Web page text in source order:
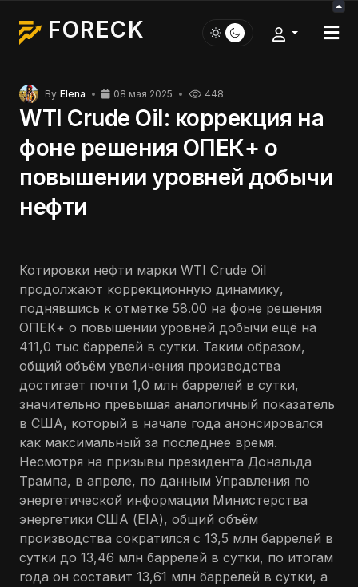
FORECK
By Elena 08 мая 2025 448
WTI Crude Oil: коррекция на
фоне решения ОПЕК+ о
повышении уровней добычи
нефти
Котировки нефти марки WTI Crude Oil
продолжают коррекционную динамику,
поднявшись к отметке 58.00 на фоне решения
ОПЕК+ о повышении уровней добычи ещё на
411,0 тыс баррелей в сутки. Таким образом,
общий объём увеличения производства
достигает почти 1,0 млн баррелей в сутки,
значительно превышая аналогичный показатель
в США, который в начале года анонсировался
как максимальный за последнее время.
Несмотря на призывы президента Дональда
Трампа, в апреле, по данным Управления по
энергетической информации Министерства
энергетики США (EIA), общий объём
производства сократился с 13,5 млн баррелей в
сутки до 13,46 млн баррелей в сутки, по итогам
года он составит 13,61 млн баррелей в сутки, а